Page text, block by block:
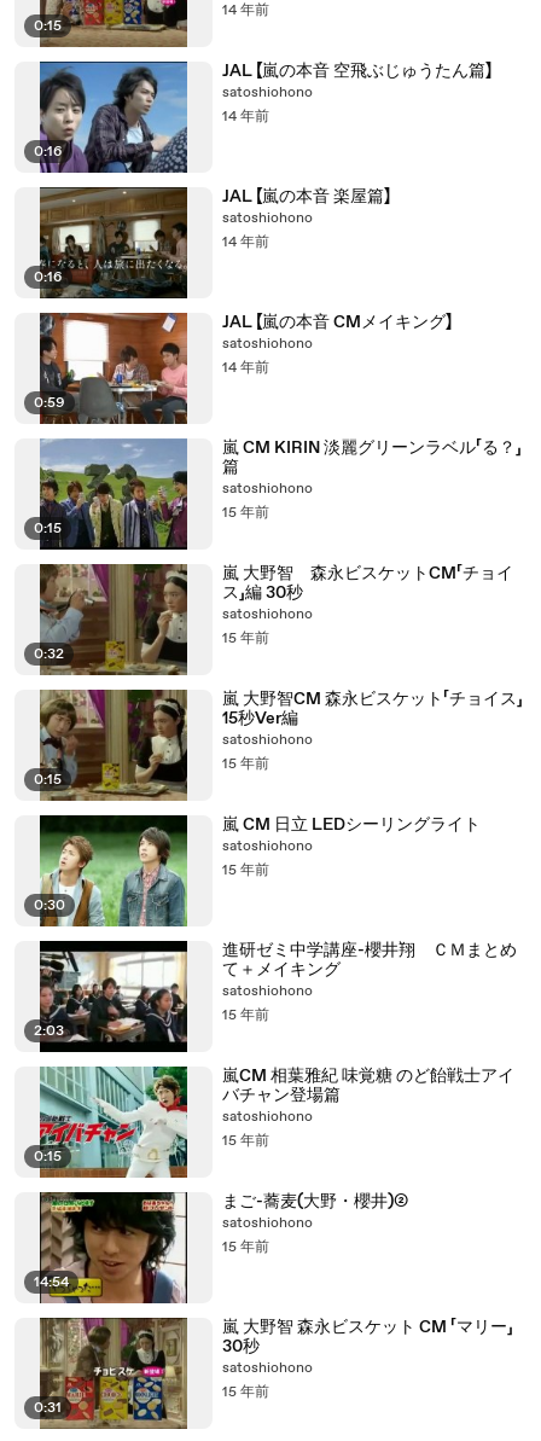
0:15
14 年前
0:16
JAL 【嵐の本音 空飛ぶじゅうたん篇】
satoshiohono
14 年前
0:16
JAL 【嵐の本音 楽屋篇】
satoshiohono
14 年前
0:59
JAL 【嵐の本音 CMメイキング】
satoshiohono
14 年前
0:15
嵐 CM KIRIN 淡麗グリーンラベル「る？」
篇
satoshiohono
15 年前
0:32
嵐 大野智 森永ビスケットCM「チョイ
ス」編 30秒
satoshiohono
15 年前
0:15
嵐 大野智CM 森永ビスケット「チョイス」
15秒Ver編
satoshiohono
15 年前
0:30
嵐 CM 日立 LEDシーリングライト
satoshiohono
15 年前
2:03
進研ゼミ中学講座-櫻井翔 ＣＭまとめ
て＋メイキング
satoshiohono
15 年前
0:15
嵐CM 相葉雅紀 味覚糖 のど飴戦士アイ
バチャン登場篇
satoshiohono
15 年前
14:54
まご-蕎麦(大野・櫻井)②
satoshiohono
15 年前
0:31
嵐 大野智 森永ビスケット CM 「マリー」
30秒
satoshiohono
15 年前